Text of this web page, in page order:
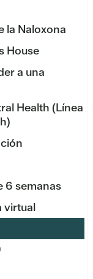
la Naloxona
House
a una
Health (Línea
6 semanas
virtual